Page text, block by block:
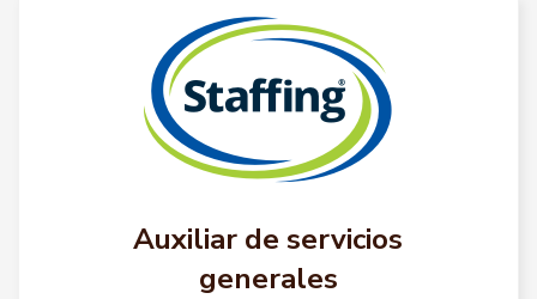
Auxiliar de servicios
generales